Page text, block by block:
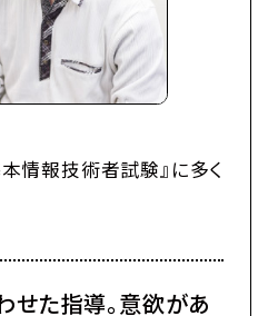
情報技術者試験』に多く
せた指導。意欲があ